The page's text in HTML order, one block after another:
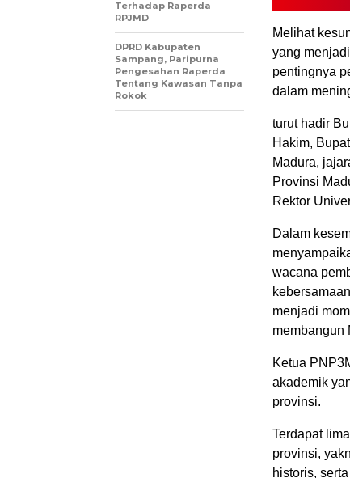
Melihat
yang
pentingnya
dalam
turut hadir
Hakim,
Madura,
Provinsi
Rektor
Dalam
wacana
menjadi
membangun
Ketua
akademik
provinsi.
Terdapat
provinsi,
historis,
Terhadap Raperda
RPJMD
DPRD Kabupaten
Sampang, Paripurna
Pengesahan Raperda
Tentang Kawasan Tanpa
Rokok